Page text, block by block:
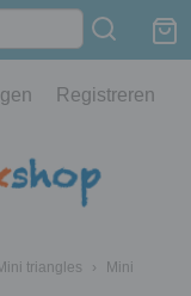
Registreren
triangles ›
Mini